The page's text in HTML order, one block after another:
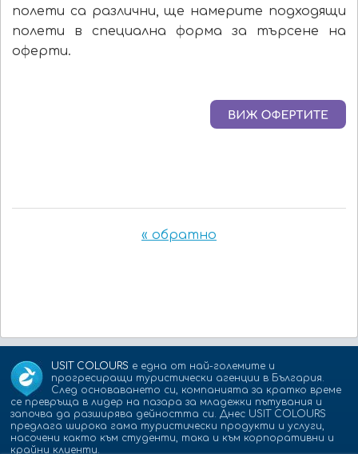
полети са различни, ще намерите подходящи
полети в специална форма за търсене на
оферти.
« обратно
USIT COLOURS е една от най-големите и
прогресиращи туристически агенции в България.
След основаването си, компанията за кратко време
се превръща в лидер на пазара за младежки пътувания и
започва да разширява дейността си. Днес USIT COLOURS
предлага широка гама туристически продукти и услуги,
насочени както към студенти, така и към корпоративни и
крайни клиенти.